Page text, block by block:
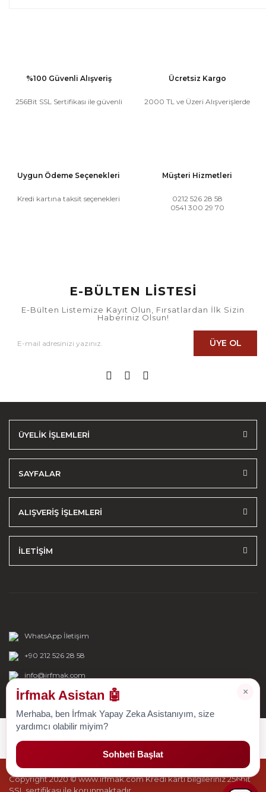
%100 Güvenli Alışveriş
256Bit SSL Sertifikası ile güvenli
Ücretsiz Kargo
2000 TL ve Üzeri Alışverişlerde
Uygun Ödeme Seçenekleri
Kredi kartına taksit seçenekleri
Müşteri Hizmetleri
0212 526 28 58
0541 300 29 70
E-BÜLTEN LİSTESİ
E-Bülten Listemize Kayıt Olun, Fırsatlardan İlk Sizin
Haberiniz Olsun!
ÜYE OL
ÜYELİK İŞLEMLERİ
SAYFALAR
ALIŞVERİŞ İŞLEMLERİ
İLETİŞİM
WhatsApp İletişim
+90 212 526 28 58
info@irfmak.com
Copyright 2020 © www.irfmak.com Kredi kartı bilgileriniz 256bit
×
İrfmak Asistan 🤖
Merhaba, ben İrfmak Yapay Zeka Asistanıyım, size
yardımcı olabilir miyim?
Sohbeti Başlat